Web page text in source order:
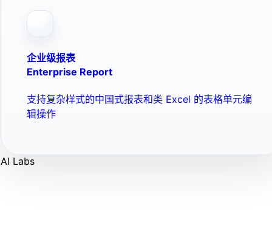
企业级报表
Enterprise Report
支持复杂样式的中国式报表和类 Excel 的表格单元编
辑操作
AI Labs